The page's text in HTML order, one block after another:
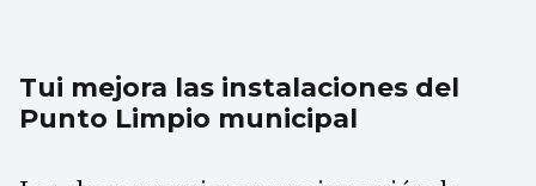
Tui mejora las instalaciones del
Punto Limpio municipal